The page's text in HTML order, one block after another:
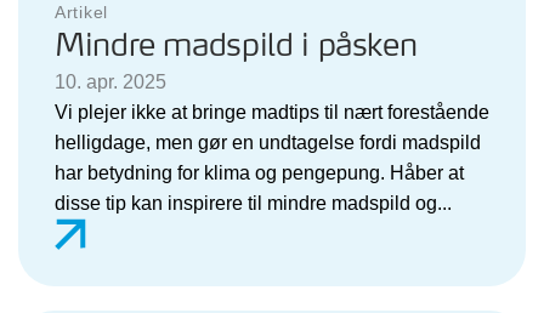
Artikel
Mindre madspild i påsken
10. apr. 2025
Vi plejer ikke at bringe madtips til nært forestående
helligdage, men gør en undtagelse fordi madspild
har betydning for klima og pengepung. Håber at
disse tip kan inspirere til mindre madspild og...